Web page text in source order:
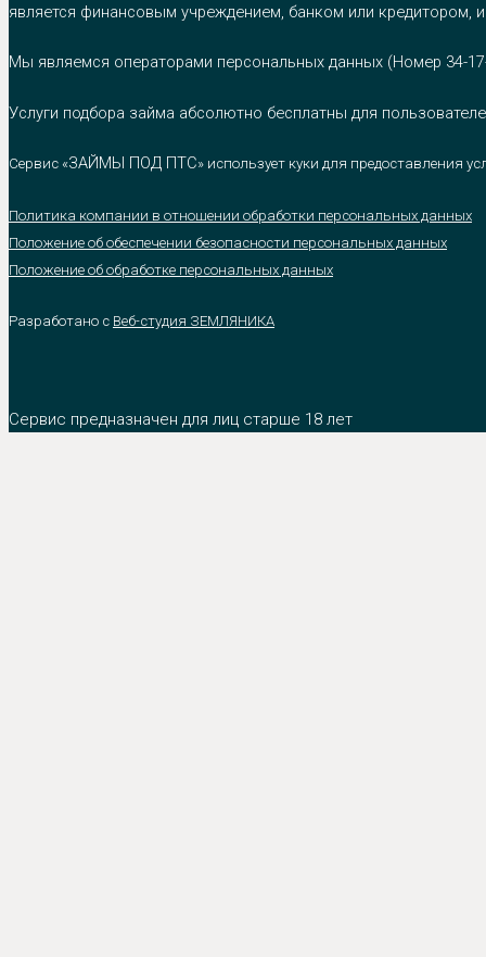
является финансовым учреждением, банком или кредитором,
Мы являемся операторами персональных данных (Номер 34-
Услуги подбора займа абсолютно бесплатны для
Сервис «ЗАЙМЫ ПОД ПТС» использует куки для предоставления
Политика компании в отношении обработки персональных данных
Положение об обеспечении безопасности персональных данных
Положение об обработке персональных данных
Разработано с Веб-студия ЗЕМЛЯНИКА
Сервис предназначен для лиц старше 18 лет